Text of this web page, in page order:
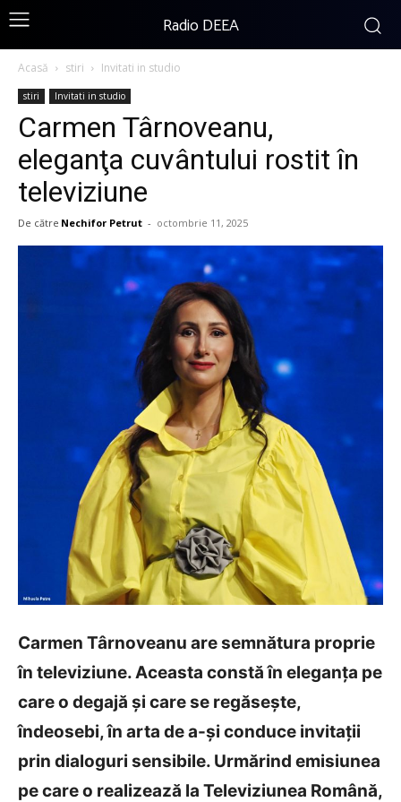
Radio DEEA
Acasă stiri Invitati in studio
stiri Invitati in studio
Carmen Târnoveanu,
eleganţa cuvântului rostit în
televiziune
De către Nechifor Petrut - octombrie 11, 2025
Carmen Târnoveanu are semnătura proprie
în televiziune. Aceasta constă în eleganţa pe
care o degajă şi care se regăseşte,
îndeosebi, în arta de a-şi conduce invitaţii
prin dialoguri sensibile. Urmărind emisiunea
pe care o realizează la Televiziunea Română,